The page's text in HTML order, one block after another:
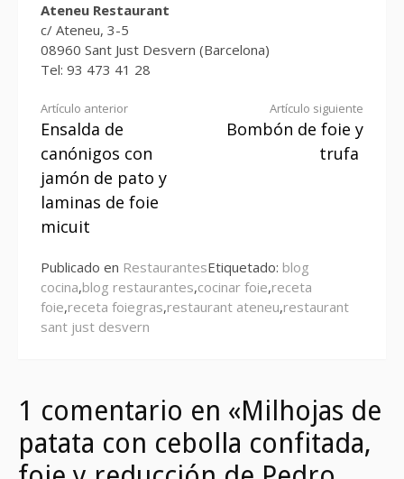
Ateneu Restaurant
c/ Ateneu, 3-5
08960 Sant Just Desvern (Barcelona)
Tel: 93 473 41 28
Seguir
leyendo
Artículo anterior
Ensalda de
canónigos con
jamón de pato y
laminas de foie
micuit
Artículo siguiente
Bombón de foie y
trufa
Publicado en RestaurantesEtiquetado: blog
cocina,blog restaurantes,cocinar foie,receta
foie,receta foiegras,restaurant ateneu,restaurant
sant just desvern
1 comentario en «Milhojas de
patata con cebolla confitada,